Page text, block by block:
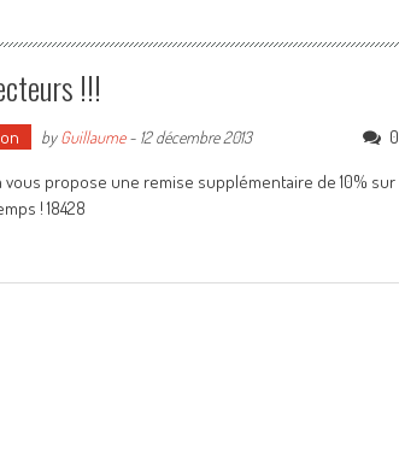
!!!
byGuillaume- 12 décembre 2013
0
propose une remise supplémentaire de 10% sur
! 18428